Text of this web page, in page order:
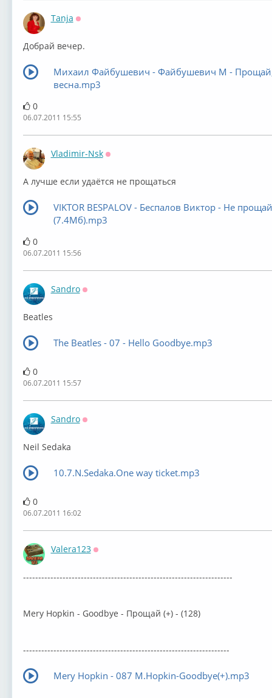
Tanja
Добрай вечер.
Михаил Файбушевич - Файбушевич М -
весна.mp3
0
06.07.2011 15:55
Vladimir-Nsk
А лучше если удаётся не прощаться
VIKTOR BESPALOV - Беспалов Виктор - Не
(7.4Мб).mp3
0
06.07.2011 15:56
Sandro
Beatles
The Beatles - 07 - Hello Goodbye.mp3
0
06.07.2011 15:57
Sandro
Neil Sedaka
10.7.N.Sedaka.One way ticket.mp3
0
06.07.2011 16:02
Valera123
---------------------------------------------------------------------
Mery Hopkin - Goodbye - Прощай (+) - (128)
--------------------------------------------------------------------
Mery Hopkin - 087 M.Hopkin-Goodbye(+).mp3